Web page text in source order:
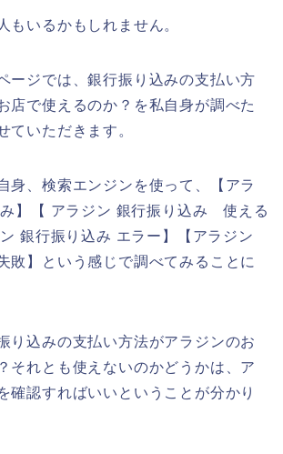
もいるかもしれません。
ージでは、銀行振り込みの支払い方
店で使えるのか？を私自身が調べた
ていただきます。
身、検索エンジンを使って、【アラ
】【 アラジン 銀行振り込み 使える
銀行振り込み エラー】【アラジン
】という感じで調べてみることに
り込みの支払い方法がアラジンのお
それとも使えないのかどうかは、ア
確認すればいいということが分かり